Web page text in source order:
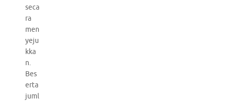
seca
ra
men
yeju
kka
n.
Bes
erta
juml